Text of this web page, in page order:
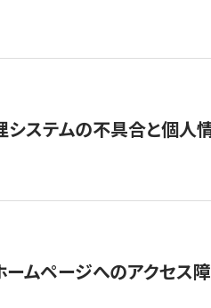
システムの不具合と個人
ームページへのアクセス